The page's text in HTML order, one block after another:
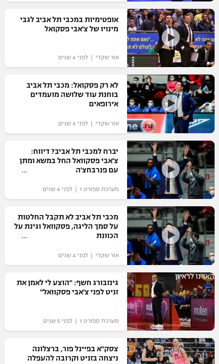
רשיון להקרנה פומבית לבית עסק
הצטרפות לחבילת הערוצים
לוח דרושים – ג'ובנט
תגיות
המגזין
אופטימיות במכבי תל אביב לגבי
מינויו של צ'אבי פסקואל
אור שקדי | לפני 4 שנים
לא רק פסקואל: מכבי תל אביב
בוחנת עוד שלושה מועמדים
אירופאים
אור שקדי | לפני 4 שנים
יברח למכבי תל אביב? דיווח:
צ'אבי פסקוואל החל במשא ומתן
עם פנרבחצ'ה
מערכת ספורט 1 | לפני 4 שנים
מכבי תל אביב לא תקבל החלטות
על סמך הליגה, פסקוואל וגינת על
הכוונת
אור שקדי | לפני 4 שנים
האזינו לראיון
גינזבורג חשף: "הוצע לי לאמן את
זניט לפני צ'אבי פסקוואל"
מערכת ספורט 1 | לפני 5 שנים
צסק"א בפיינל פור, ברצלונה
ניצחה בזניט וקרובה להעפלה